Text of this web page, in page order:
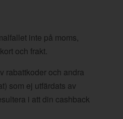
inte på moms,
och frakt.
rabattkoder och andra
som ej utfärdats av
i att din cashback